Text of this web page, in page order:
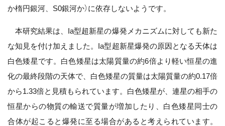
か楕円銀河、S0銀河か）に依存しないようです。
本研究結果は、Ia型超新星の爆発メカニズムに対しても新た
な知見を付け加えました。Ia型超新星爆発の原因となる天体は
白色矮星です。白色矮星は太陽質量の約6倍より軽い恒星の進
化の最終段階の天体で、白色矮星の質量は太陽質量の約0.17倍
から1.33倍と見積もられています。白色矮星が、連星の相手の
恒星からの物質の輸送で質量が増加したり、白色矮星同士の
合体が起こると爆発に至る場合があると考えられています。